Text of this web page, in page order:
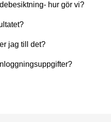
hur gör vi?
jag till det?